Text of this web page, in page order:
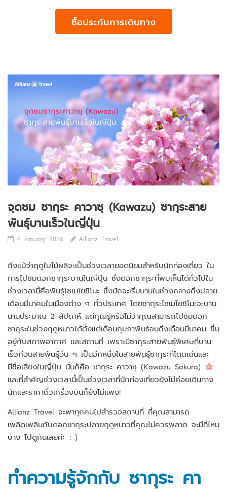
ซื้อประกันการเดินทาง
จุดชม ซากุระ คาวาซุ (Kawazu) ซากุระสาย
พันธุ์บานเร็วในญี่ปุ่น
4 January 2026 Allianz Travel
ถึงแม้ว่าฤดูใบไม้ผลิจะเป็นช่วงเวลายอดนิยมสำหรับนักท่องเที่ยว ใน
การไปชมดอกซากุระบานในญี่ปุ่น ซึ่งดอกซากุระที่พบเห็นได้ทั่วไปใน
ช่วงเวลานี้คือพันธุ์โซเมโยชิโนะ ซึ่งมักจะเริ่มบานในช่วงกลางถึงปลาย
เดือนมีนาคมในเมืองต่าง ๆ ทั่วประเทศ โดยซากุระโซเมโยชิโนะจะบาน
นานประมาณ 2 สัปดาห์ แต่คุณรู้หรือไม่ว่าคุณสามารถไปชมดอก
ซากุระในช่วงฤดูหนาวได้ตั้งแต่เดือนกุมภาพันธ์จนถึงเดือนมีนาคม ขึ้น
อยู่กับสภาพอากาศ และสถานที่ เพราะมีซากุระสายพันธุ์พิเศษที่บาน
เร็วก่อนสายพันธุ์อื่น ๆ เป็นอีกหนึ่งในสายพันธุ์ซากุระที่โดดเด่นและ
มีชื่อเสียงในญี่ปุ่น นั่นก็คือ ซากุระ คาวาซุ (Kawazu Sakura)
และที่สำคัญช่วงเวลานี้เป็นช่วงเวลาที่นักท่องเที่ยวยังไม่ค่อยเดินทาง
นักและราคาตั๋วเครื่องบินก็ยังไม่แพง!
Allianz Travel จะพาทุกคนไปสำรวจสถานที่ ที่คุณสามารถ
เพลิดเพลินกับดอกซากุระปลายฤดูหนาวที่คุณไม่ควรพลาด จะมีที่ไหน
บ้าง ไปดูกันเลยค่ะ : )
ทำความรู้จักกับ ซากุระ คา